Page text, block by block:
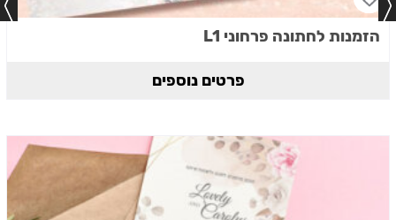
הזמנות לחתונה פרחוני L1
פרטים נוספים